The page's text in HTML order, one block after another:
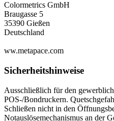
Colormetrics GmbH
Braugasse 5
35390 Gießen
Deutschland
ww.metapace.com
Sicherheitshinweise
Ausschließlich für den
POS-/Bondruckern.
Schließen nicht in den
Notauslösemechanismus an der